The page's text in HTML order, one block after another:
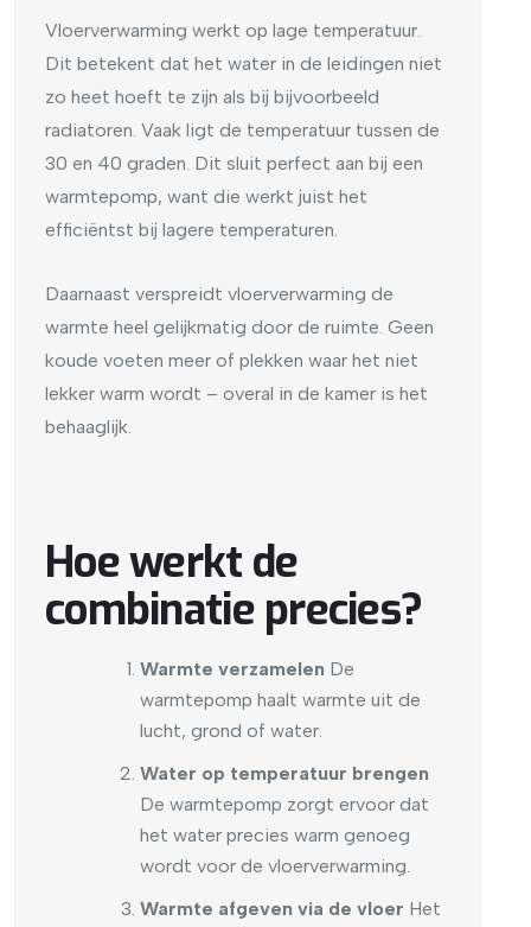
Vloerverwarming werkt op lage temperatuur.
Dit betekent dat het water in de leidingen niet
zo heet hoeft te zijn als bij bijvoorbeeld
radiatoren. Vaak ligt de temperatuur tussen de
30 en 40 graden. Dit sluit perfect aan bij een
warmtepomp, want die werkt juist het
efficiëntst bij lagere temperaturen.
Daarnaast verspreidt vloerverwarming de
warmte heel gelijkmatig door de ruimte. Geen
koude voeten meer of plekken waar het niet
lekker warm wordt – overal in de kamer is het
behaaglijk.
Hoe werkt de
combinatie precies?
Warmte verzamelen De
warmtepomp haalt warmte uit de
lucht, grond of water.
Water op temperatuur brengen
De warmtepomp zorgt ervoor dat
het water precies warm genoeg
wordt voor de vloerverwarming.
Warmte afgeven via de vloer Het